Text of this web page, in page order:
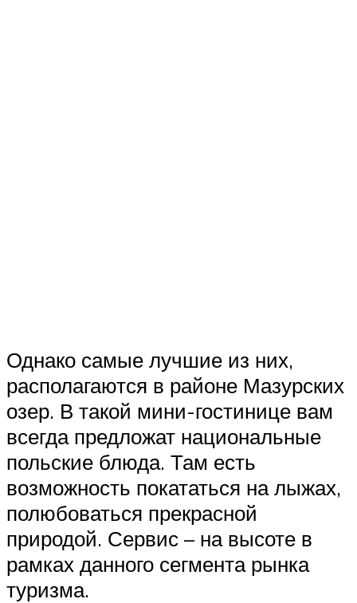
Однако самые лучшие из них,
располагаются в районе Мазурских
озер. В такой мини-гостинице вам
всегда предложат национальные
польские блюда. Там есть
возможность покататься на лыжах,
полюбоваться прекрасной
природой. Сервис – на высоте в
рамках данного сегмента рынка
туризма.